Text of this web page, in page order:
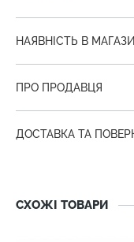
НАЯВНІСТЬ В
ПРО ПРОДАВЦЯ
ДОСТАВКА ТА
СХОЖІ ТОВАРИ